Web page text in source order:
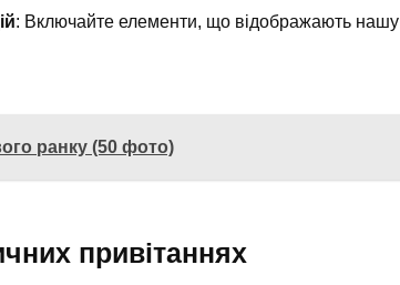
: Включайте елементи, що відображають нашу
ранку (50 фото)
привітаннях